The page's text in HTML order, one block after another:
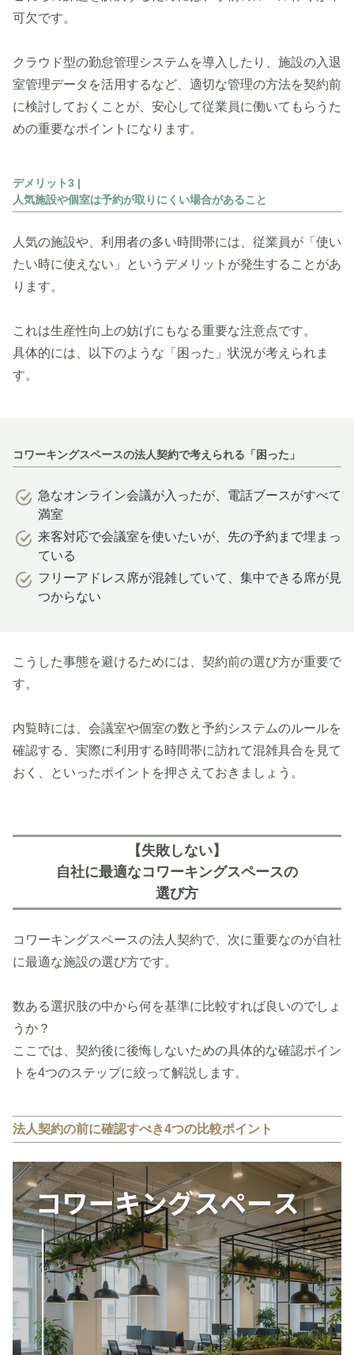
可欠です。
クラウド型の勤怠管理システムを導入したり、施設の入退
室管理データを活用するなど、適切な管理の方法を契約前
に検討しておくことが、安心して従業員に働いてもらうた
めの重要なポイントになります。
デメリット3 |
人気施設や個室は予約が取りにくい場合があること
人気の施設や、利用者の多い時間帯には、従業員が「使い
たい時に使えない」というデメリットが発生することがあ
ります。
これは生産性向上の妨げにもなる重要な注意点です。
具体的には、以下のような「困った」状況が考えられま
す。
コワーキングスペースの法人契約で考えられる「困った」
急なオンライン会議が入ったが、電話ブースがすべて
満室
来客対応で会議室を使いたいが、先の予約まで埋まっ
ている
フリーアドレス席が混雑していて、集中できる席が見
つからない
こうした事態を避けるためには、契約前の選び方が重要で
す。
内覧時には、会議室や個室の数と予約システムのルールを
確認する、実際に利用する時間帯に訪れて混雑具合を見て
おく、といったポイントを押さえておきましょう。
【失敗しない】
自社に最適なコワーキングスペースの
選び方
コワーキングスペースの法人契約で、次に重要なのが自社
に最適な施設の選び方です。
数ある選択肢の中から何を基準に比較すれば良いのでしょ
うか？
ここでは、契約後に後悔しないための具体的な確認ポイン
トを4つのステップに絞って解説します。
法人契約の前に確認すべき4つの比較ポイント